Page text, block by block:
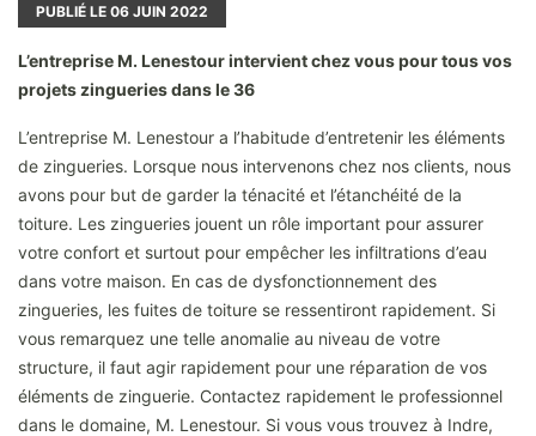
PUBLIÉ LE 06 JUIN 2022
L’entreprise M. Lenestour intervient chez vous pour tous vos
projets zingueries dans le 36
L’entreprise M. Lenestour a l’habitude d’entretenir les éléments
de zingueries. Lorsque nous intervenons chez nos clients, nous
avons pour but de garder la ténacité et l’étanchéité de la
toiture. Les zingueries jouent un rôle important pour assurer
votre confort et surtout pour empêcher les infiltrations d’eau
dans votre maison. En cas de dysfonctionnement des
zingueries, les fuites de toiture se ressentiront rapidement. Si
vous remarquez une telle anomalie au niveau de votre
structure, il faut agir rapidement pour une réparation de vos
éléments de zinguerie. Contactez rapidement le professionnel
dans le domaine, M. Lenestour. Si vous vous trouvez à Indre,